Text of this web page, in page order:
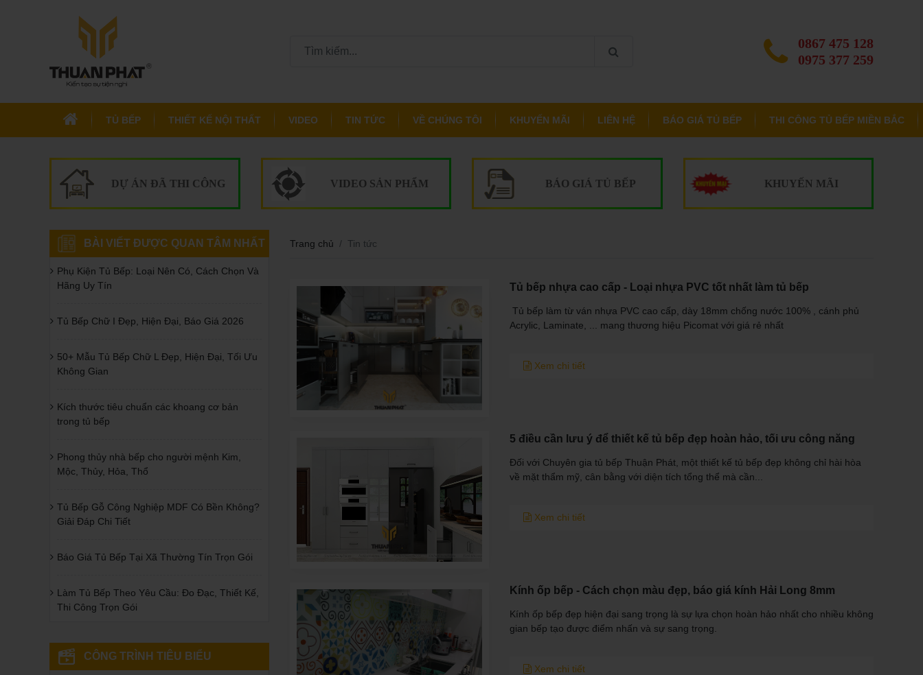
0867 475 128
0975 377 259
TỦ BẾP THIẾT KẾ NỘI THẤT VIDEO TIN TỨC VỀ CHÚNG TÔI KHUYẾN MÃI LIÊN HỆ BÁO GIÁ TỦ BẾP THI CÔNG TỦ BẾP MIỀN BẮC
DỰ ÁN ĐÃ THI CÔNG VIDEO SẢN PHẨM BÁO GIÁ TỦ BẾP KHUYẾN MÃI
Trang chủ Tin tức
Tủ bếp nhựa cao cấp - Loại nhựa PVC tốt nhất làm tủ bếp
Acrylic, Laminate, ... mang thương hiệu Picomat với giá rẻ nhất
Xem chi tiết
5 điều cần lưu ý để thiết kế tủ bếp đẹp hoàn hảo, tối ưu công năng
Đối với Chuyên gia tủ bếp Thuận Phát, một thiết kế tủ bếp đẹp không chỉ hài hòa
về mặt thẩm mỹ, cân bằng với diện tích tổng thể mà cần...
Xem chi tiết
Kính ốp bếp - Cách chọn màu đẹp, báo giá kính Hải Long 8mm
Kính ốp bếp đẹp hiện đại sang trọng là sự lựa chọn hoàn hảo nhất cho nhiều không
gian bếp tạo được điểm nhấn và sự sang trọng.
Xem chi tiết
BÀI VIẾT ĐƯỢC QUAN TÂM NHẤT
Phụ Kiện Tủ Bếp: Loại Nên Có, Cách Chọn Và
Hãng Uy Tín
Tủ Bếp Chữ I Đẹp, Hiện Đại, Báo Giá 2026
50+ Mẫu Tủ Bếp Chữ L Đẹp, Hiện Đại, Tối Ưu
Không Gian
Kích thước tiêu chuẩn các khoang cơ bản
trong tủ bếp
Phong thủy nhà bếp cho người mệnh Kim,
Mộc, Thủy, Hỏa, Thổ
Tủ Bếp Gỗ Công Nghiệp MDF Có Bền Không?
Giải Đáp Chi Tiết
Báo Giá Tủ Bếp Tại Xã Thường Tín Trọn Gói
Làm Tủ Bếp Theo Yêu Cầu: Đo Đạc, Thiết Kế,
Thi Công Trọn Gói
CÔNG TRÌNH TIÊU BIỂU